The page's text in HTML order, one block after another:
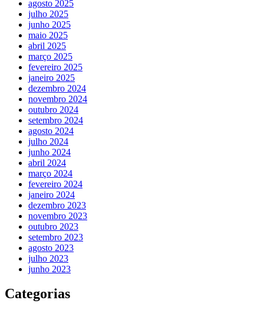
agosto 2025
julho 2025
junho 2025
maio 2025
abril 2025
março 2025
fevereiro 2025
janeiro 2025
dezembro 2024
novembro 2024
outubro 2024
setembro 2024
agosto 2024
julho 2024
junho 2024
abril 2024
março 2024
fevereiro 2024
janeiro 2024
dezembro 2023
novembro 2023
outubro 2023
setembro 2023
agosto 2023
julho 2023
junho 2023
Categorias